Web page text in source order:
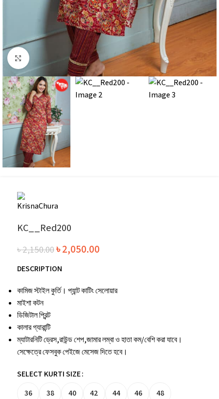
Click to enlarge
KC__Red200
৳2,150.00৳2,050.00
DESCRIPTION
কামিজ স্টাইল কুর্তি। প্যান্ট কাটিং সেলোয়ার
মাইশা কটন
ডিজিটাল প্রিন্ট
কালার গ্যারান্টি
ম্যাটারনিটি ড্রেস,রাউন্ড শেপ,জামার লম্বা ও হাতা কম/বেশি করা যাবে।
সেক্ষেত্রে ফেসবুক পেইজে মেসেজ দিতে হবে।
SELECT KURTI SIZE
36
38 40 42 44 46 48